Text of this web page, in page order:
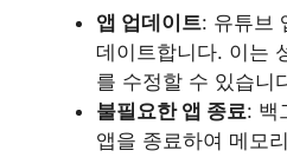
앱 업데이트: 유튜브
데이트합니다. 이는
를 수정할 수 있습니
불필요한 앱 종료: 백
앱을 종료하여 메모